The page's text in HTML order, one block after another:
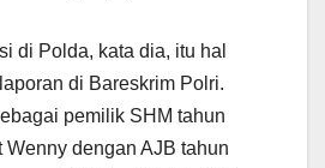
di Polda, kata dia, itu hal
di Bareskrim Polri.
pemilik SHM tahun
Wenny dengan AJB tahun